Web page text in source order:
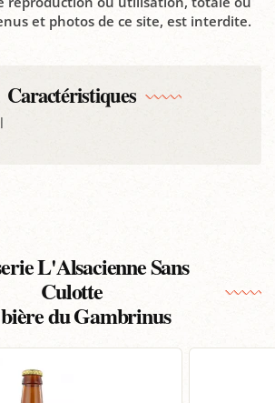
et photos de ce site, est interdite.
Caractéristiques
L'Alsacienne Sans
Culotte
du Gambrinus